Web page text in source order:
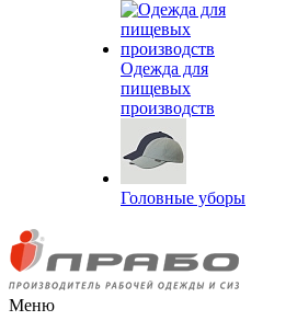
Одежда для
пищевых
производств
Головные уборы
Меню